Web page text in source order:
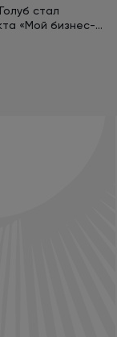
стал
«Мой бизнес-